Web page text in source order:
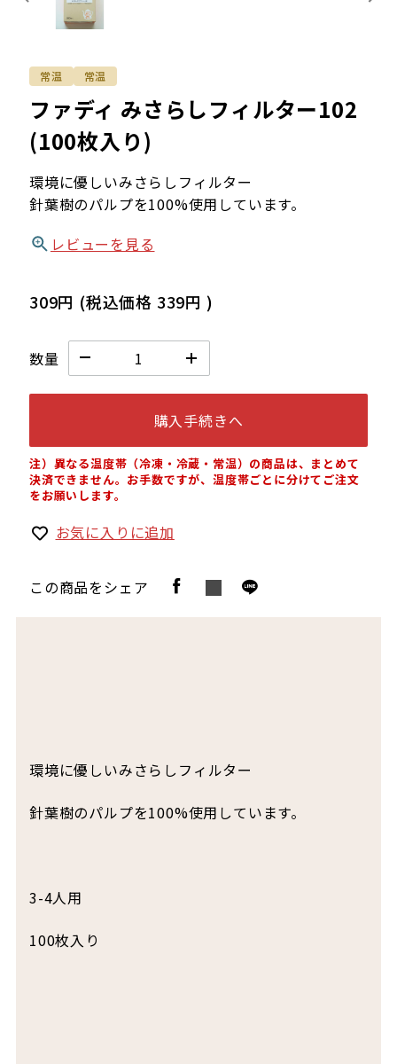
ファディ みさらしフィルター102
(100枚入り)
環境に優しいみさらしフィルター
針葉樹のパルプを100%使用しています。
レビューを見る
309円 (税込価格 339円 )
数量
購入手続きへ
注）異なる温度帯（冷凍・冷蔵・常温）の商品は、まとめて
決済できません。お手数ですが、温度帯ごとに分けてご注文
をお願いします。
お気に入りに追加
この商品をシェア
常温 常温
環境に優しいみさらしフィルター
針葉樹のパルプを100%使用しています。
3-4人用
100枚入り